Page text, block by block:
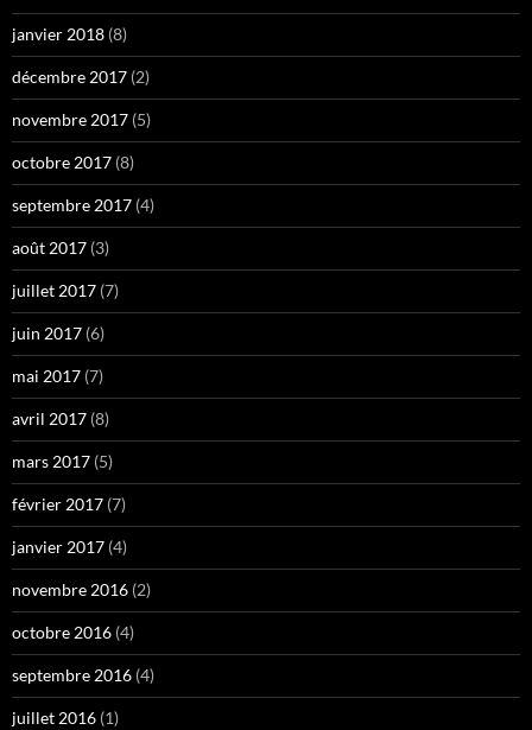
janvier 2018 (8)
décembre 2017 (2)
novembre 2017 (5)
octobre 2017 (8)
septembre 2017 (4)
août 2017 (3)
juillet 2017 (7)
juin 2017 (6)
mai 2017 (7)
avril 2017 (8)
mars 2017 (5)
février 2017 (7)
janvier 2017 (4)
novembre 2016 (2)
octobre 2016 (4)
septembre 2016 (4)
juillet 2016 (1)